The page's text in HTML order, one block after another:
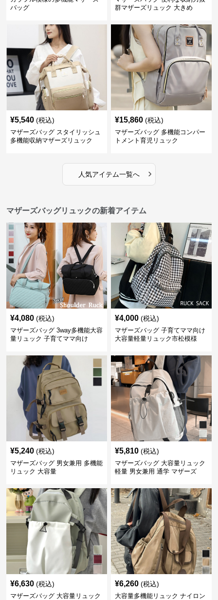
バッグ
群マザーズリュック 大きめ
¥5,540 (税込)
マザーズバッグ スタイリッシュ
多機能収納マザーズリュック
¥15,860 (税込)
マザーズバッグ 多機能コンパー
トメント育児リュック
人気アイテム一覧へ ›
マザーズバッグリュックの新着アイテム
¥4,080 (税込)
マザーズバッグ 3way多機能大容
量リュック 子育てママ向け
¥4,000 (税込)
マザーズバッグ 子育てママ向け
大容量軽量リュック市松模様
¥5,240 (税込)
マザーズバッグ 男女兼用 多機能
リュック 大容量
¥5,810 (税込)
マザーズバッグ 大容量リュック
軽量 男女兼用 通学 マザーズ
¥6,630 (税込)
マザーズバッグ 大容量リュック
¥6,260 (税込)
大容量多機能リュック ナイロン